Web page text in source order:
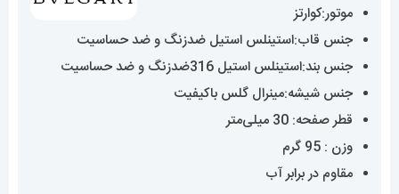
موتور:کوارتز
جنس قاب:استینلس استیل ضدزنگ و ضد حساسیت
جنس بند:استینلس استیل 316ضدزنگ و ضد حساسیت
جنس شیشه:مینرال گلس باکیفیت
قطر صفحه: 30 میلی‌متر
وزن : 95 گرم
مقاوم در برابر آب